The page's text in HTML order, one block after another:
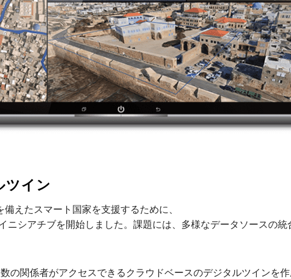
ツイン
えたスマート国家を支援するために、
シアチブを開始しました。課題には、多様なデータソースの
関係者がアクセスできるクラウドベースのデジタルツインを作